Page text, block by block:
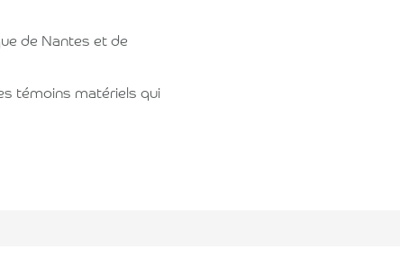
de Nantes et de
témoins matériels qui